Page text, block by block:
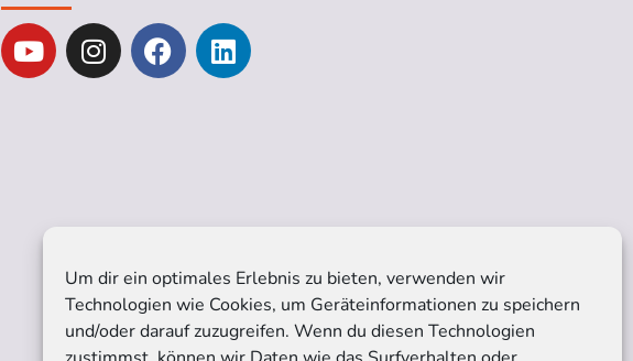
Um dir ein optimales Erlebnis zu bieten, verwenden wir
Technologien wie Cookies, um Geräteinformationen zu speichern
und/oder darauf zuzugreifen. Wenn du diesen Technologien
Y
o
u
I
n
s
a
F
a
c
k
L
i
n
n